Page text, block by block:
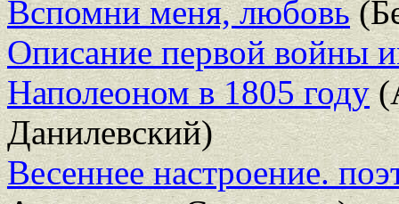
Вспомни меня, любовь
Описание первой войны
Наполеоном в 1805 году
Данилевский)
Весеннее настроение.